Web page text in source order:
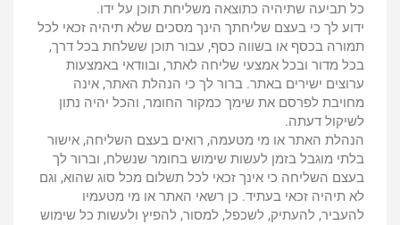
כל תביעה שתיהיה כתוצאה משליחת תוכן על ידו.
ידוע לך כי בעצם שליחתך הינך מסכים שלא תיהיה זכאי לכל
תמורה בכסף או בשווה כסף, עבור תוכן ששלחת בכל דרך,
בכל מדור ובכל אמצעי שליחה לאתר, ובוודאי באמצעות
ערוצים ישירים באתר. ברור לך כי הנהלת האתר, אינה
מחויבת לפרסם את שימך כמקור החומר, והכל יהיה נתון
לשיקול דעתה.
הנהלת האתר או מי מטעמה, רואים בעצם השליחה, אישור
בלתי מוגבל בזמן לעשות שימוש בחומר שנשלח, וברור לך
בעצם השליחה כי אינך זכאי לכל תשלום מכל סוג שהוא, וגם
לא תיהיה זכאי בעתיד. כן רשאי האתר או מי מטעמיו
להעביר, להעתיק, לשכפל, למסור, להפיץ ולעשות כל שימוש